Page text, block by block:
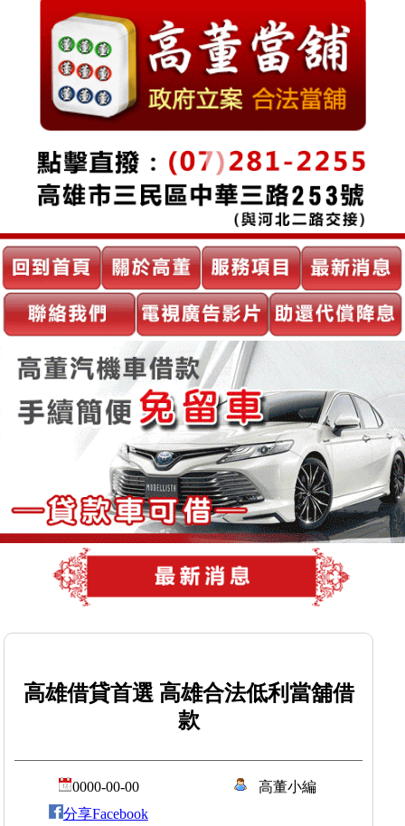
高雄借貸首選 高雄合法低利當舖借
款
0000-00-00
高董小編
分享Facebook